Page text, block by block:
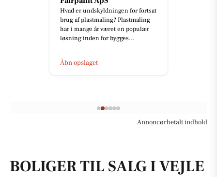
Ny Skoda Elroq RS i en fantastisk
rød metallak ❤️✨ En fabriksny bil
er ikke nødvendigvis
ensbetydende med en perfekt lak.
Åbn opslaget
Annoncørbetalt indhold
BOLIGER TIL SALG I VEJLE